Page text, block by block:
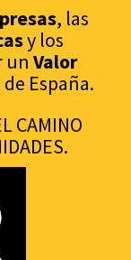
, las
y los
un Valor
España.
CAMINO